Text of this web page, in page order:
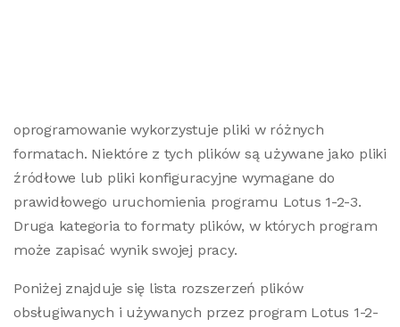
oprogramowanie wykorzystuje pliki w różnych
formatach. Niektóre z tych plików są używane jako pliki
źródłowe lub pliki konfiguracyjne wymagane do
prawidłowego uruchomienia programu Lotus 1-2-3.
Druga kategoria to formaty plików, w których program
może zapisać wynik swojej pracy.
Poniżej znajduje się lista rozszerzeń plików
obsługiwanych i używanych przez program Lotus 1-2-